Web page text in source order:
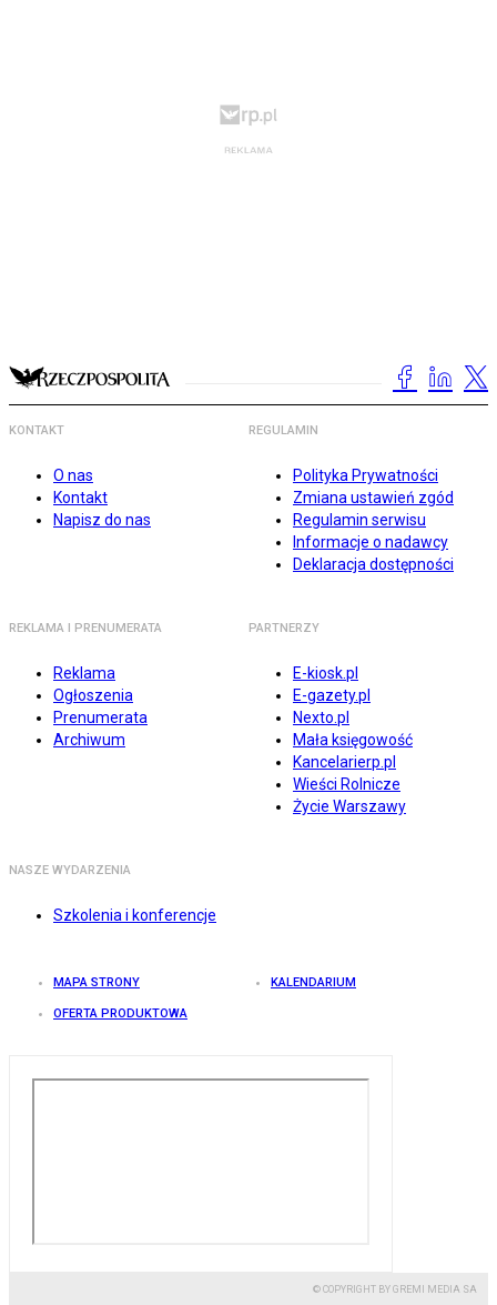
KONTAKT
O nas
Kontakt
Napisz do nas
REGULAMIN
Polityka Prywatności
Zmiana ustawień zgód
Regulamin serwisu
Informacje o nadawcy
Deklaracja dostępności
REKLAMA I PRENUMERATA
Reklama
Ogłoszenia
Prenumerata
Archiwum
PARTNERZY
E-kiosk.pl
E-gazety.pl
Nexto.pl
Mała księgowość
Kancelarierp.pl
Wieści Rolnicze
Życie Warszawy
NASZE WYDARZENIA
Szkolenia i konferencje
MAPA STRONY KALENDARIUM
OFERTA PRODUKTOWA
© COPYRIGHT BY GREMI MEDIA SA